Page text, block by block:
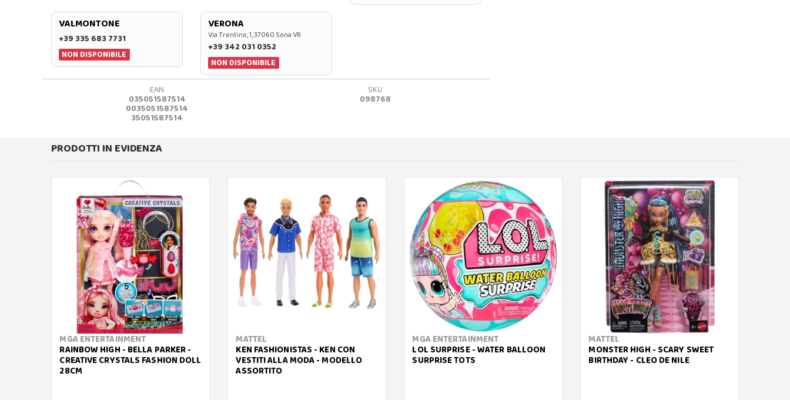
VALMONTONE
+39 335 683 7731
NON DISPONIBILE
VERONA
Via Trentino, 1, 37060 Sona VR
+39 342 031 0352
NON DISPONIBILE
EAN
035051587514
0035051587514
35051587514
SKU
098768
PRODOTTI IN EVIDENZA
MGA ENTERTAINMENT
RAINBOW HIGH - BELLA PARKER -
CREATIVE CRYSTALS FASHION DOLL
28CM
MATTEL
KEN FASHIONISTAS - KEN CON
VESTITI ALLA MODA - MODELLO
ASSORTITO
MGA ENTERTAINMENT
LOL SURPRISE - WATER BALLOON
SURPRISE TOTS
MATTEL
MONSTER HIGH - SCARY SWEET
BIRTHDAY - CLEO DE NILE